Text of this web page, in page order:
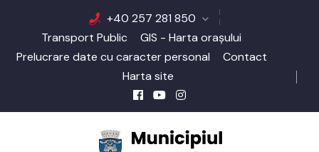
+40 257 281 850
Transport Public
GIS - Harta orașului
Prelucrare date cu caracter personal
Contact
Harta site